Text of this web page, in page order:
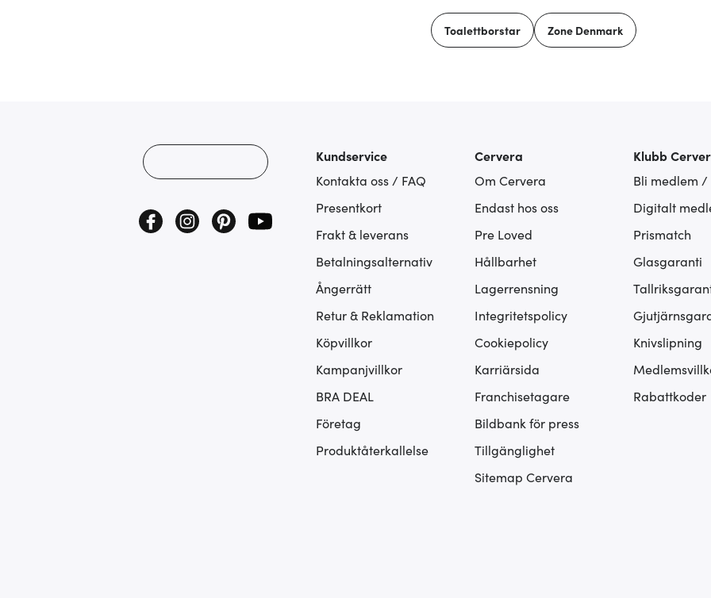
Toalettborstar Zone Denmark
Kundservice
Kontakta oss / FAQ
Presentkort
Frakt & leverans
Betalningsalternativ
Ångerrätt
Retur & Reklamation
Köpvillkor
Kampanjvillkor
BRA DEAL
Företag
Produktåterkallelse
Cervera
Om Cervera
Endast hos oss
Pre Loved
Hållbarhet
Lagerrensning
Integritetspolicy
Cookiepolicy
Karriärsida
Franchisetagare
Bildbank för press
Tillgänglighet
Sitemap Cervera
Klubb
Bli medlem /
Digitalt
Prismatch
Glasgaranti
Knivslipning
Rabattkoder